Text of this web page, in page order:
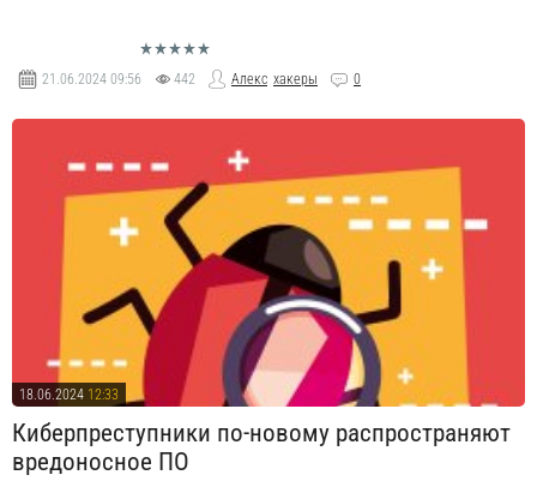
21.06.2024 09:56 442 Алекс хакеры 0
18.06.2024 12:33
Киберпреступники по-новому распространяют
вредоносное ПО